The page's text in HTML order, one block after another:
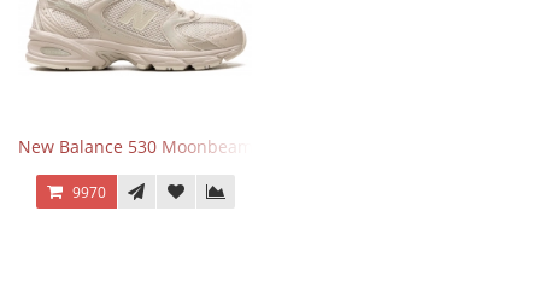
New Balance 530 Moonbeam Sea Salt
9970